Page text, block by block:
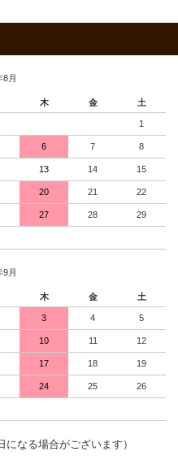
8月
木 金 土
1
6 7 8
13 14 15
20 21 22
27 28 29
9月
木 金 土
3 4 5
10 11 12
17 18 19
24 25 26
なる場合がございます）